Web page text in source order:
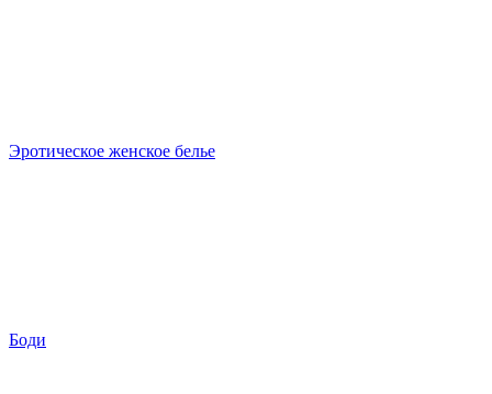
Эротическое женское белье
Боди